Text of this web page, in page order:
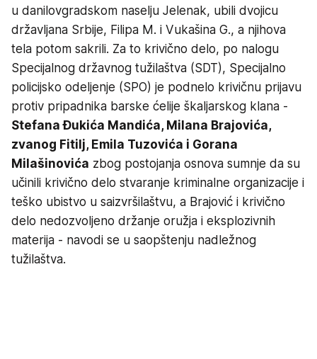
u danilovgradskom naselju Jelenak, ubili dvojicu
državljana Srbije, Filipa M. i Vukašina G., a njihova
tela potom sakrili. Za to krivično delo, po nalogu
Specijalnog državnog tužilaštva (SDT), Specijalno
policijsko odeljenje (SPO) je podnelo krivičnu prijavu
protiv pripadnika barske ćelije škaljarskog klana -
Stefana Ðukića Mandića, Milana Brajovića,
zvanog Fitilj, Emila Tuzovića i Gorana
Milašinovića zbog postojanja osnova sumnje da su
učinili krivično delo stvaranje kriminalne organizacije i
teško ubistvo u saizvršilaštvu, a Brajović i krivično
delo nedozvoljeno držanje oružja i eksplozivnih
materija - navodi se u saopštenju nadležnog
tužilaštva.